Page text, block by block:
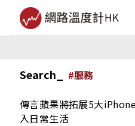
Search_ #服務
傳言蘋果將拓展5大
入日常生活